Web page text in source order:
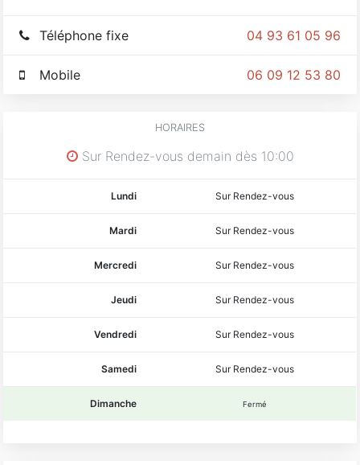
04 93 61 05 96
Téléphone fixe
06 09 12 53 80
Mobile
HORAIRES
Sur Rendez-vous demain dès 10:00
Lundi Sur Rendez-vous
Mardi Sur Rendez-vous
Mercredi Sur Rendez-vous
Jeudi Sur Rendez-vous
Vendredi Sur Rendez-vous
Samedi Sur Rendez-vous
Dimanche Fermé